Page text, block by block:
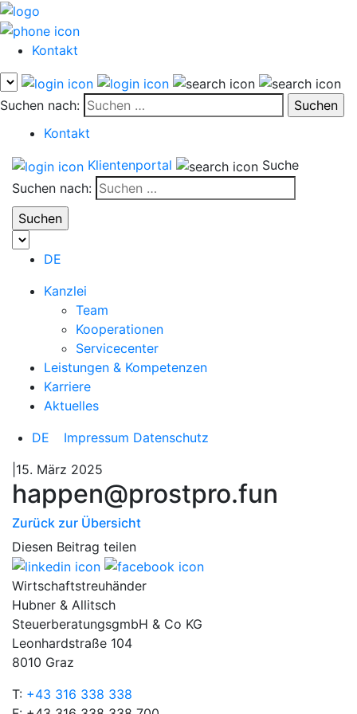
Kontakt
Suchen nach:
Kontakt
Klientenportal
Suche
Suchen nach:
DE
Kanzlei
Team
Kooperationen
Servicecenter
Leistungen & Kompetenzen
Karriere
Aktuelles
DE
Impressum Datenschutz
|15. März 2025
happen@prostpro.fun
Zurück zur Übersicht
Diesen Beitrag teilen
Wirtschaftstreuhänder
Hubner & Allitsch
SteuerberatungsgmbH & Co KG
Leonhardstraße 104
8010 Graz
T: +43 316 338 338